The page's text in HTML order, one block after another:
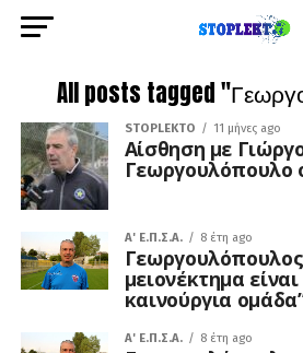
All posts tagged
STOPLEKTO 11 μήνες ago
Αίσθηση με
Γεωργουλόπουλο
A' Ε.Π.Σ.Α. 8 έτη ago
μειονέκτημα
καινούργια
A' Ε.Π.Σ.Α. 8 έτη ago